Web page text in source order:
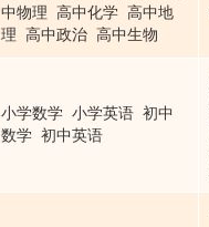
中物理 高中化学 高中地
理 高中政治 高中生物
小学数学 小学英语 初中
数学 初中英语